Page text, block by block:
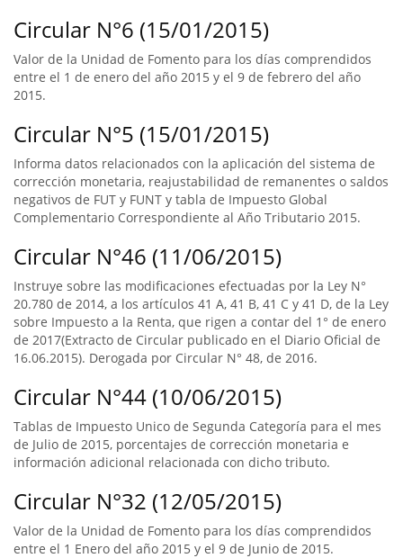
Circular N°6 (15/01/2015)
Valor de la Unidad de Fomento para los días comprendidos
entre el 1 de enero del año 2015 y el 9 de febrero del año
2015.
Circular N°5 (15/01/2015)
Informa datos relacionados con la aplicación del sistema de
corrección monetaria, reajustabilidad de remanentes o saldos
negativos de FUT y FUNT y tabla de Impuesto Global
Complementario Correspondiente al Año Tributario 2015.
Circular N°46 (11/06/2015)
Instruye sobre las modificaciones efectuadas por la Ley N°
20.780 de 2014, a los artículos 41 A, 41 B, 41 C y 41 D, de la Ley
sobre Impuesto a la Renta, que rigen a contar del 1° de enero
de 2017(Extracto de Circular publicado en el Diario Oficial de
16.06.2015). Derogada por Circular N° 48, de 2016.
Circular N°44 (10/06/2015)
Tablas de Impuesto Unico de Segunda Categoría para el mes
de Julio de 2015, porcentajes de corrección monetaria e
información adicional relacionada con dicho tributo.
Circular N°32 (12/05/2015)
Valor de la Unidad de Fomento para los días comprendidos
entre el 1 Enero del año 2015 y el 9 de Junio de 2015.